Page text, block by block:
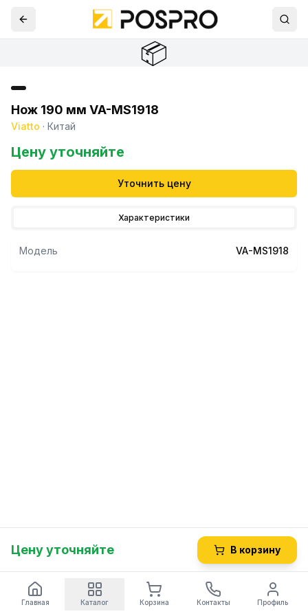
📦
Нож 190 мм VA-MS1918
Viatto · Китай
Цену уточняйте
Уточнить цену
Характеристики
Модель VA-MS1918
Цену уточняйте В корзину
Главная Каталог Корзина Контакты Профиль